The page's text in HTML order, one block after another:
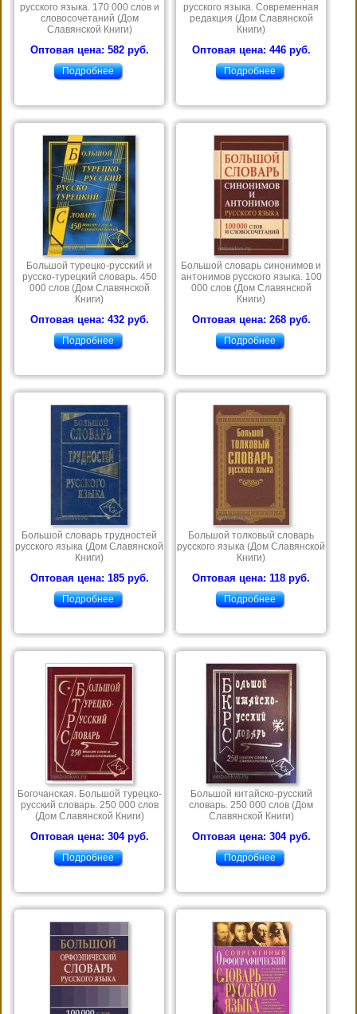
русского языка. 170 000 слов и
словосочетаний (Дом
Славянской Книги)
Оптовая цена: 582 руб.
Подробнее
русского языка. Современная
редакция (Дом Славянской
Книги)
Оптовая цена: 446 руб.
Подробнее
Большой турецко-русский и
русско-турецкий словарь. 450
000 слов (Дом Славянской
Книги)
Оптовая цена: 432 руб.
Подробнее
Большой словарь синонимов и
антонимов русского языка. 100
000 слов (Дом Славянской
Книги)
Оптовая цена: 268 руб.
Подробнее
Большой словарь трудностей
русского языка (Дом Славянской
Книги)
Оптовая цена: 185 руб.
Подробнее
Большой толковый словарь
русского языка (Дом Славянской
Книги)
Оптовая цена: 118 руб.
Подробнее
Богочанская. Большой турецко-
русский словарь. 250 000 слов
(Дом Славянской Книги)
Оптовая цена: 304 руб.
Подробнее
Большой китайско-русский
словарь. 250 000 слов (Дом
Славянской Книги)
Оптовая цена: 304 руб.
Подробнее